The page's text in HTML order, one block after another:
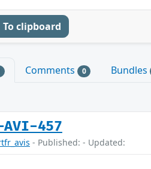
To clipboard
Comments 0 Bundles
AVI-457
- Published: - Updated: